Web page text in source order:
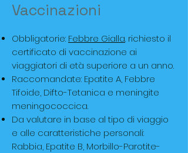
Vaccinazioni
Obbligatorie: Febbre Gialla. richiesto il
certificato di vaccinazione ai
viaggiatori di età superiore a un anno.
Raccomandate: Epatite A, Febbre
Tifoide, Difto-Tetanica e meningite
meningococcica.
Da valutare in base al tipo di viaggio
e alle caratteristiche personali:
Rabbia, Epatite B, Morbillo-Parotite-